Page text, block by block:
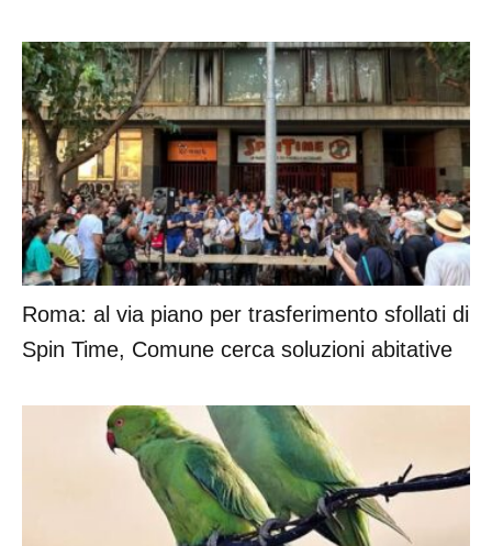
Roma: al via piano per trasferimento sfollati di
Spin Time, Comune cerca soluzioni abitative